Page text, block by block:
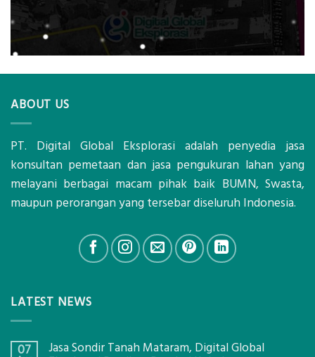
ABOUT US
PT. Digital Global Eksplorasi adalah penyedia jasa
konsultan pemetaan dan jasa pengukuran lahan yang
melayani berbagai macam pihak baik BUMN, Swasta,
maupun perorangan yang tersebar diseluruh Indonesia.
LATEST NEWS
07
Jasa Sondir Tanah Mataram, Digital Global